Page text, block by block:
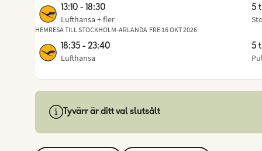
13:10 - 18:30
Lufthansa + fler
5
,
HEMRESA TILL STOCKHOLM-ARLANDA FRE 16 OKT 2026
18:35 - 23:40
Lufthansa
5
,
Tyvärr är ditt val slutsålt